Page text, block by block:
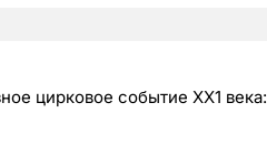
цирковое событие ХХ1 века: